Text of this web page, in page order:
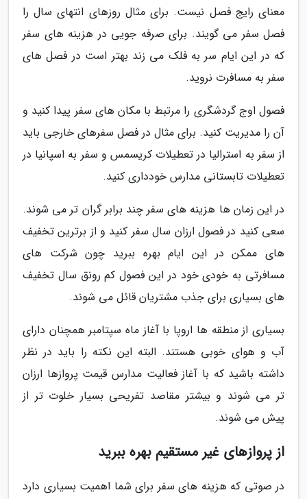
معنای رایج فصل نیست. برای مثال روزهای انتهای سال را
فصل سفر می گویند. برای صرفه جویی در هزینه های سفر
که در این ایام سر به فلک می زند بهتر است در فصل های
سفر به مسافرت نروید.
فصول اوج گردشگری را مرتبط با مکان های سفر پیدا کنید و
آن را مدیریت کنید. برای مثال در فصل سفرهای خارجی باید
از سفر به استرالیا در تعطیلات کریسمس و سفر به اسپانیا در
تعطیلات تابستانی مدارس خودداری کنید.
در این زمان ها هزینه های سفر چند برابر گران تر می شوند.
سعی کنید در فصول ارزان سال سفر کنید و از برترین تخفیف
های ممکن در این ایام بهره ببرید چون شرکت های
مسافرتی به خودی خود در این فصول کم رونق سال تخفیف
های بسیاری برای جذب مشتریان قائل می شوند.
بسیاری از منطقه ها اروپا با آغاز ماه سپتامبر همچنان دارای
آب و هوای خوبی هستند. البته این نکته را باید در نظر
داشته باشید که با آغاز فعالیت مدارس قیمت پروازها ارزان
تر می شوند و بیشتر مقاصد تفریحی بسیار خلوت تر از
پیش می شوند.
از پروازهای غیر مستقیم بهره ببرید
در صوتی که هزینه های سفر برای شما اهمیت بسیاری دارد